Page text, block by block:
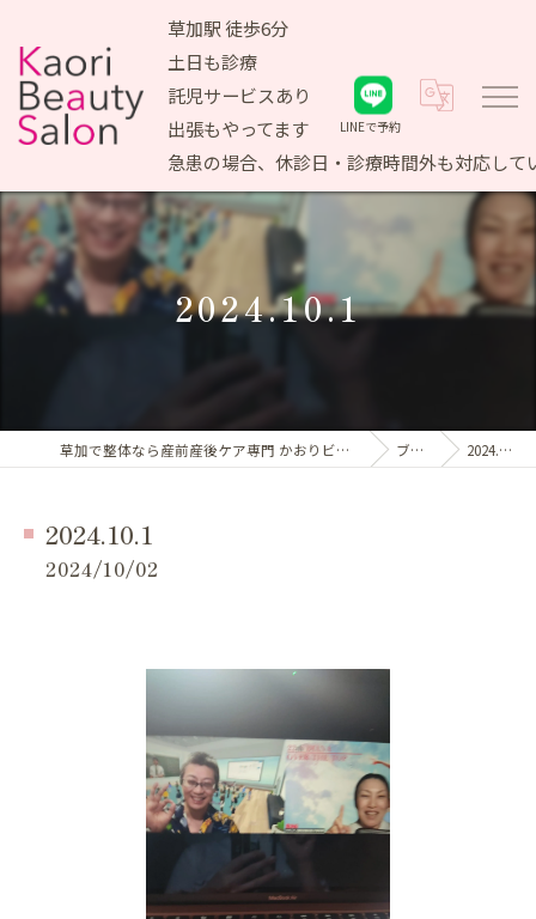
草加駅 徒歩6分
土日も診療
託児サービスあり
出張もやってます
急患の場合、休診日・診療時間外も対応して
LINEで予約
2024.10.1
草加で整体なら産前産後ケア専門 かおりビューティサロン ブログ 2024.10.1
2024.10.1
2024/10/02